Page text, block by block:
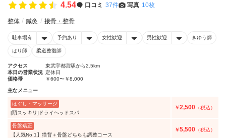
4.54 口コミ 37件 写真 10枚
整体 鍼灸 接骨・整骨
駐車場有 予約あり 女性歓迎 男性歓迎 きゆう師
はり師 柔道整復師
アクセス
東武宇都宮駅から2.5km
本日の営業状況 定休日
価格帯
￥600〜￥8,000
主なメニュー
ほぐし・マッサージ
[頭スッキリ]ドライヘッドスパ
￥2,500 （税込）
骨盤矯正
【人気No.1】猫背＋骨盤どちらも調整コース
￥5,500 （税込）